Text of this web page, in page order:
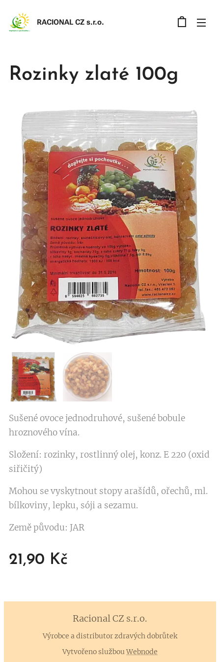
RACIONAL CZ s.r.o.
Rozinky zlaté 100g
Sušené ovoce jednodruhové, sušené bobule
hroznového vína.
Složení: rozinky, rostlinný olej, konz. E 220 (oxid
siřičitý)
Mohou se vyskytnout stopy arašídů, ořechů, ml.
bílkoviny, lepku, sóji a sezamu.
Země původu: JAR
21,90 Kč
Racional CZ s.r.o.
Výrobce a distributor zdravých dobrůtek
Vytvořeno službouWebnode